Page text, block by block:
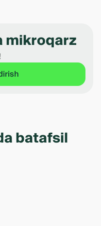
mikroqarz
batafsil